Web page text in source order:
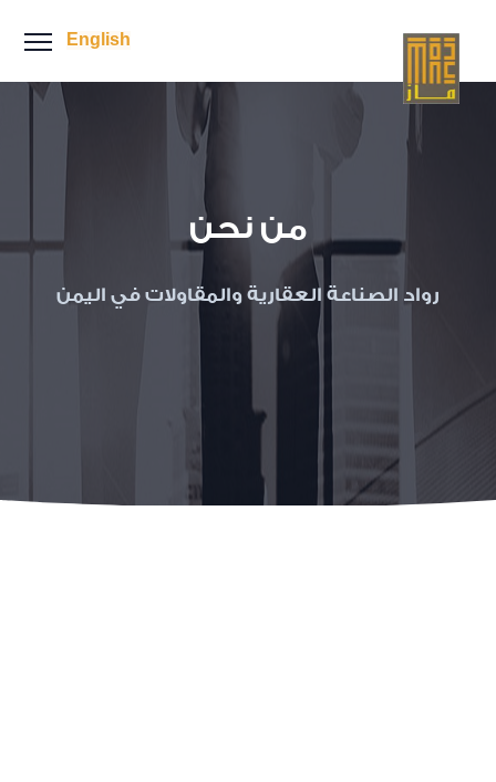
English
من نحن
رواد الصناعة العقارية والمقاولات في اليمن